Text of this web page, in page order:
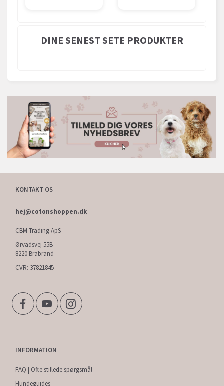
DINE SENEST SETE PRODUKTER
KONTAKT OS
hej@cotonshoppen.dk
CBM Trading ApS
Ørvadsvej 55B
8220 Brabrand
CVR: 37821845
INFORMATION
FAQ | Ofte stillede spørgsmål
Hundeguides